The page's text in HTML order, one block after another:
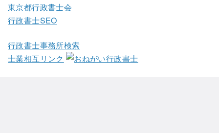
東京都行政書士会
行政書士SEO
行政書士事務所検索
士業相互リンク